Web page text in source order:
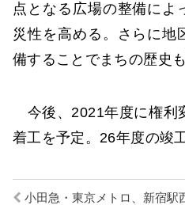
点となる広場の整備によ
災性を高める。さらに地
備することでまちの歴史
今後、2021年度に権利
着工を予定。26年度の竣
小田急・東京メトロ、新宿駅